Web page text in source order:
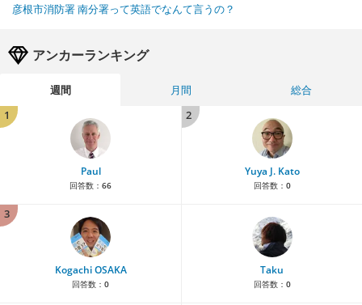
彦根市消防署 南分署って英語でなんて言うの？
アンカーランキング
週間 月間
総合
1
Paul
回答数： 66
2
Yuya J. Kato
回答数： 0
3
Kogachi OSAKA
回答数： 0
Taku
回答数： 0